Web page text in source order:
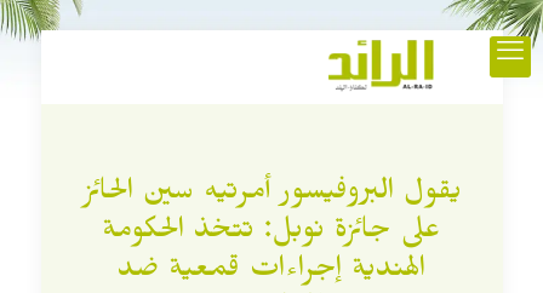
يقول البروفيسور أمرتيه سين الحائز
على جائزة نوبل: تتخذ الحكومة
الهندية إجراءات قمعية ضد